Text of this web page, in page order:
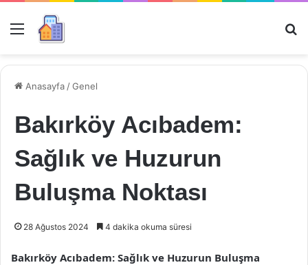
Menü
Anasayfa /Genel
Bakırköy Acıbadem:
Sağlık ve Huzurun
Buluşma Noktası
28 Ağustos 2024 4 dakika okuma süresi
Bakırköy Acıbadem: Sağlık ve Huzurun Buluşma